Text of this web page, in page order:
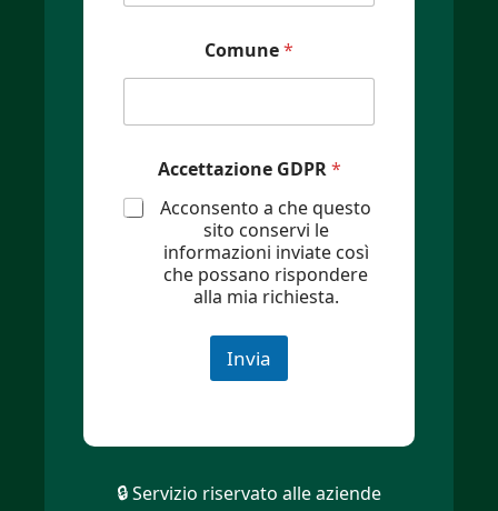
Comune*
Accettazione GDPR*
Acconsento a che questo
sito conservi le
informazioni inviate così
che possano rispondere
alla mia richiesta.
Invia
🔒 Servizio riservato alle aziende